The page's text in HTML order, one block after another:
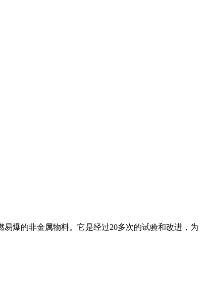
爆的非金属物料。它是经过20多次的试验和改进，为